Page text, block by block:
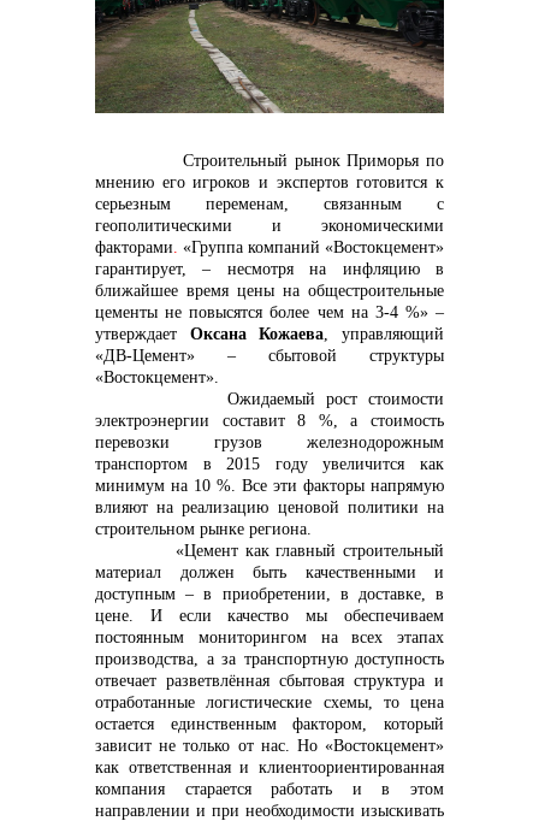
контакты отдела закупок
Контакты
+7 (423) 234 50 50
info@vostokcement.ru
Строительный рынок Приморья по
мнению его игроков и экспертов готовится к
серьезным переменам, связанным с
геополитическими и экономическими
факторами. «Группа компаний «Востокцемент»
гарантирует, – несмотря на инфляцию в
ближайшее время цены на общестроительные
цементы не повысятся более чем на 3-4 %» –
утверждает Оксана Кожаева, управляющий
«ДВ-Цемент» – сбытовой структуры
«Востокцемент».
Ожидаемый рост стоимости
электроэнергии составит 8 %, а стоимость
перевозки грузов железнодорожным
транспортом в 2015 году увеличится как
минимум на 10 %. Все эти факторы напрямую
влияют на реализацию ценовой политики на
строительном рынке региона.
«Цемент как главный строительный
материал должен быть качественными и
доступным – в приобретении, в доставке, в
цене. И если качество мы обеспечиваем
постоянным мониторингом на всех этапах
производства, а за транспортную доступность
отвечает разветвлённая сбытовая структура и
отработанные логистические схемы, то цена
остается единственным фактором, который
зависит не только от нас. Но «Востокцемент»
как ответственная и клиентоориентированная
компания старается работать и в этом
направлении и при необходимости изыскивать